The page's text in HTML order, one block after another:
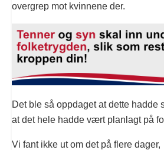
overgrep mot kvinnene der.
Det ble så oppdaget at dette hadde
at det hele hadde vært planlagt på
Vi fant ikke ut om det på flere